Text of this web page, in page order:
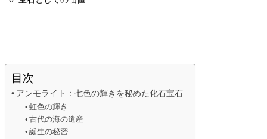
目次
アンモライト：七色の輝きを秘めた化石宝石
虹色の輝き
古代の海の遺産
誕生の秘密